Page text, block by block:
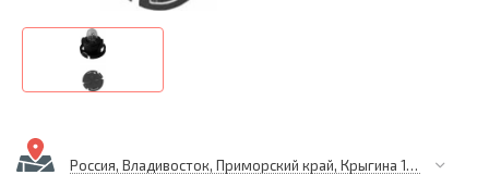
Россия, Владивосток, Приморский край, Крыгина 105